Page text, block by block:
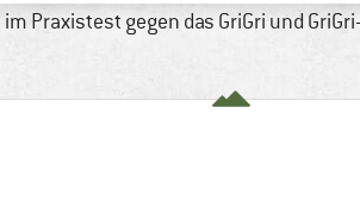
Praxistest gegen das GriGri und